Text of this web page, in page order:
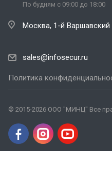
По будням с 09:00 до 18:00
Москва, 1-й Варшавский
sales@infosecur.ru
Политика
© 2015-2026 ООО "МИНЦ" Все